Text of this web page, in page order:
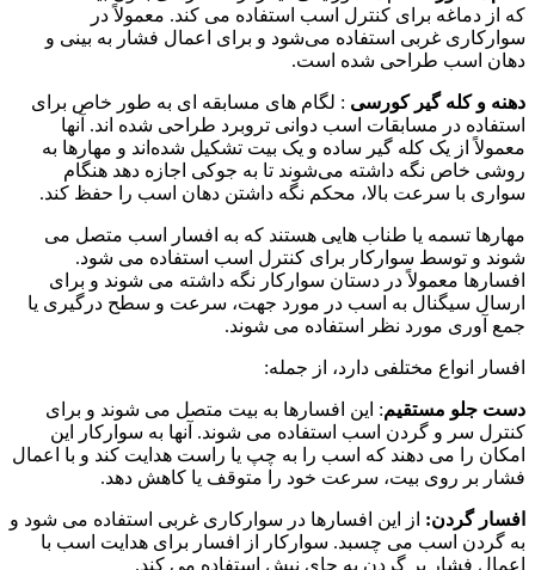
که از دماغه برای کنترل اسب استفاده می کند. معمولاً در
سوارکاری غربی استفاده می‌شود و برای اعمال فشار به بینی و
دهان اسب طراحی شده است.
دهنه و کله گیر کورسی : لگام های مسابقه ای به طور خاص برای
استفاده در مسابقات اسب دوانی تروبرد طراحی شده اند. آنها
معمولاً از یک کله گیر ساده و یک بیت تشکیل شده‌اند و مهارها به
روشی خاص نگه داشته می‌شوند تا به جوکی اجازه دهد هنگام
سواری با سرعت بالا، محکم نگه داشتن دهان اسب را حفظ کند.
مهارها تسمه یا طناب هایی هستند که به افسار اسب متصل می
شوند و توسط سوارکار برای کنترل اسب استفاده می شود.
افسارها معمولاً در دستان سوارکار نگه داشته می شوند و برای
ارسال سیگنال به اسب در مورد جهت، سرعت و سطح درگیری یا
جمع آوری مورد نظر استفاده می شوند.
افسار انواع مختلفی دارد، از جمله:
دست جلو مستقیم: این افسارها به بیت متصل می شوند و برای
کنترل سر و گردن اسب استفاده می شوند. آنها به سوارکار این
امکان را می دهند که اسب را به چپ یا راست هدایت کند و با اعمال
فشار بر روی بیت، سرعت خود را متوقف یا کاهش دهد.
افسار گردن: از این افسارها در سوارکاری غربی استفاده می شود و
به گردن اسب می چسبد. سوارکار از افسار برای هدایت اسب با
اعمال فشار بر گردن به جای نیش استفاده می کند.